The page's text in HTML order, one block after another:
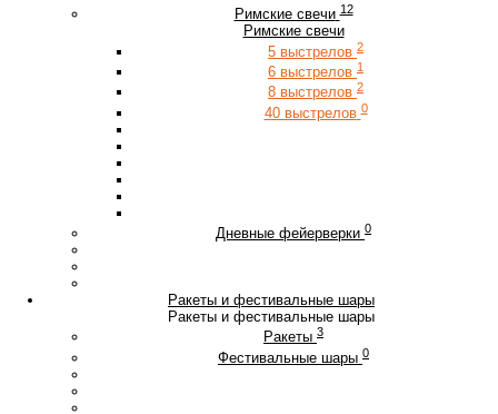
Римские свечи 12
Римские свечи
5 выстрелов 2
6 выстрелов 1
8 выстрелов 2
40 выстрелов 0
Дневные фейерверки 0
Ракеты и фестивальные шары
Ракеты и фестивальные шары
Ракеты 3
Фестивальные шары 0